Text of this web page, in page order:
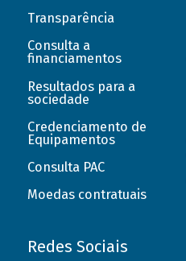
Transparência
Consulta a
financiamentos
Resultados para a
sociedade
Credenciamento de
Equipamentos
Consulta PAC
Moedas contratuais
Redes Sociais